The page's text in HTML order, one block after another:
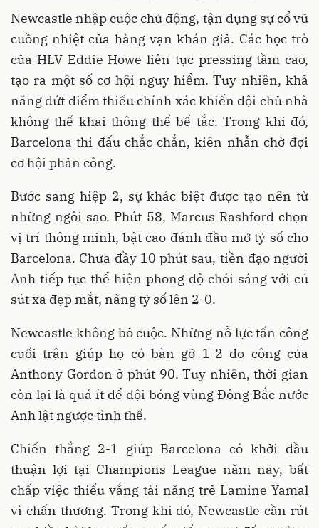
Newcastle nhập cuộc chủ động, tận dụng sự cổ vũ
cuồng nhiệt của hàng vạn khán giả. Các học trò
của HLV Eddie Howe liên tục pressing tầm cao,
tạo ra một số cơ hội nguy hiểm. Tuy nhiên, khả
năng dứt điểm thiếu chính xác khiến đội chủ nhà
không thể khai thông thế bế tắc. Trong khi đó,
Barcelona thi đấu chắc chắn, kiên nhẫn chờ đợi
cơ hội phản công.
Bước sang hiệp 2, sự khác biệt được tạo nên từ
những ngôi sao. Phút 58, Marcus Rashford chọn
vị trí thông minh, bật cao đánh đầu mở tỷ số cho
Barcelona. Chưa đầy 10 phút sau, tiền đạo người
Anh tiếp tục thể hiện phong độ chói sáng với cú
sút xa đẹp mắt, nâng tỷ số lên 2-0.
Newcastle không bỏ cuộc. Những nỗ lực tấn công
cuối trận giúp họ có bàn gỡ 1-2 do công của
Anthony Gordon ở phút 90. Tuy nhiên, thời gian
còn lại là quá ít để đội bóng vùng Đông Bắc nước
Anh lật ngược tình thế.
Chiến thắng 2-1 giúp Barcelona có khởi đầu
thuận lợi tại Champions League năm nay, bất
chấp việc thiếu vắng tài năng trẻ Lamine Yamal
vì chấn thương. Trong khi đó, Newcastle cần rút